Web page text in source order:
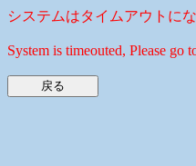
システムはタイムアウトに
System is timeouted, Please go